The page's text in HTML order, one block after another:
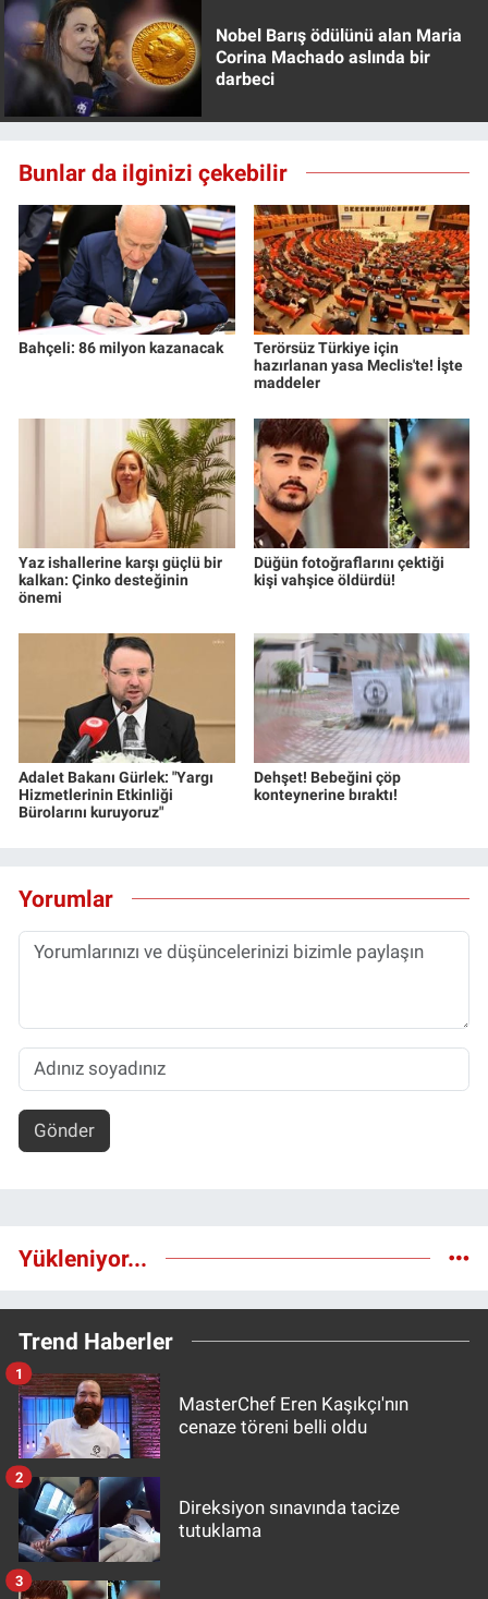
Nobel Barış ödülünü alan Maria
Corina Machado aslında bir
darbeci
Bunlar da ilginizi çekebilir
Bahçeli: 86 milyon kazanacak
Terörsüz Türkiye için
hazırlanan yasa Meclis'te! İşte
maddeler
Yaz ishallerine karşı güçlü bir
kalkan: Çinko desteğinin
önemi
Düğün fotoğraflarını çektiği
kişi vahşice öldürdü!
Adalet Bakanı Gürlek: "Yargı
Hizmetlerinin Etkinliği
Bürolarını kuruyoruz"
Dehşet! Bebeğini çöp
konteynerine bıraktı!
Yorumlar
Gönder
Yükleniyor...
Trend Haberler
MasterChef Eren Kaşıkçı'nın
cenaze töreni belli oldu
1
Direksiyon sınavında tacize
tutuklama
2
3